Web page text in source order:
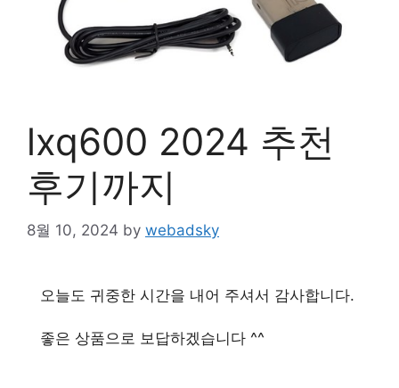
lxq600 2024 추천
후기까지
8월 10, 2024 by webadsky
오늘도 귀중한 시간을 내어 주셔서 감사합니다.
좋은 상품으로 보답하겠습니다 ^^